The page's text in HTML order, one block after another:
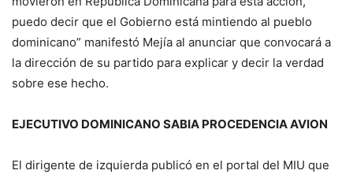
puedo decir que el Gobierno está mintiendo al pueblo
dominicano” manifestó Mejía al anunciar que convocará a
la dirección de su partido para explicar y decir la verdad
sobre ese hecho.
EJECUTIVO DOMINICANO SABIA PROCEDENCIA AVION
El dirigente de izquierda publicó en el portal del MIU que